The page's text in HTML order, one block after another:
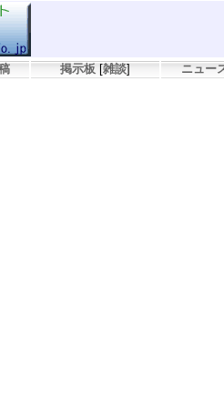
掲示板 [雑談] ニュー